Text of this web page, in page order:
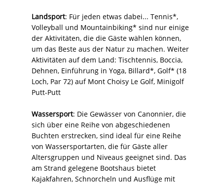
Landsport: Für jeden etwas dabei... Tennis*,
Volleyball und Mountainbiking* sind nur einige
der Aktivitäten, die die Gäste wählen können,
um das Beste aus der Natur zu machen. Weiter
Aktivitäten auf dem Land: Tischtennis, Boccia,
Dehnen, Einführung in Yoga, Billard*, Golf* (18
Loch, Par 72) auf Mont Choisy Le Golf, Minigolf
Putt-Putt
Wassersport: Die Gewässer von Canonnier, die
sich über eine Reihe von abgeschiedenen
Buchten erstrecken, sind ideal für eine Reihe
von Wassersportarten, die für Gäste aller
Altersgruppen und Niveaus geeignet sind. Das
am Strand gelegene Bootshaus bietet
Kajakfahren, Schnorcheln und Ausflüge mit